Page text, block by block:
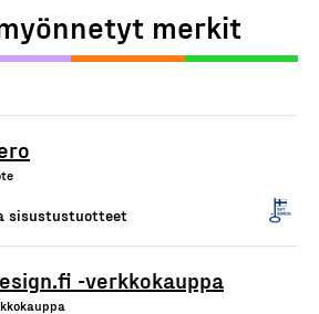
merkit
sisustustuotteet
-verkkokauppa